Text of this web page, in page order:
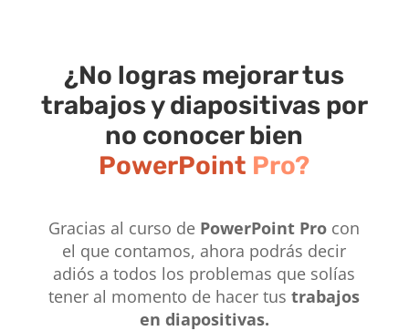
¿No logras mejorar tus
trabajos y diapositivas por
no conocer bien
PowerPoint Pro?
Gracias al curso de PowerPoint Pro con
el que contamos, ahora podrás decir
adiós a todos los problemas que solías
tener al momento de hacer tustrabajos
en diapositivas.